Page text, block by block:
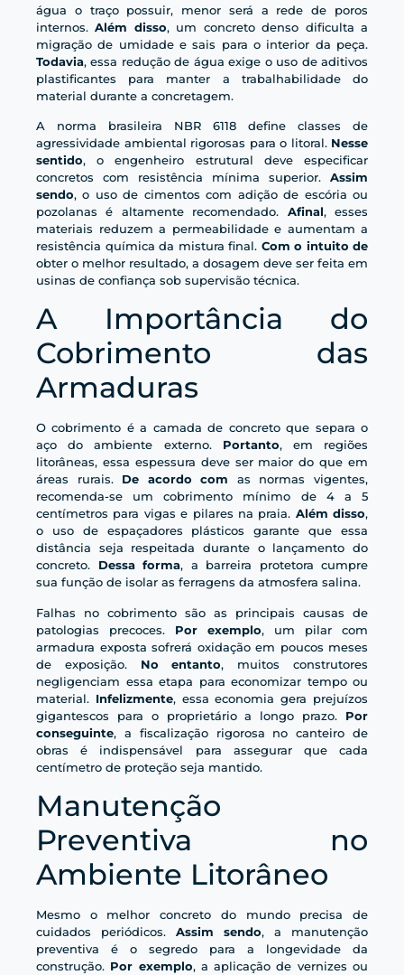
água o traço possuir, menor será a rede de poros
internos.Além disso, um concreto denso dificulta a
migração de umidade e sais para o interior da peça.
Todavia, essa redução de água exige o uso de aditivos
plastificantes para manter a trabalhabilidade do
material durante a concretagem.
A norma brasileira NBR 6118 define classes de
agressividade ambiental rigorosas para o litoral. Nesse
sentido, o engenheiro estrutural deve especificar
concretos com resistência mínima superior. Assim
sendo, o uso de cimentos com adição de escória ou
pozolanas é altamente recomendado. Afinal, esses
materiais reduzem a permeabilidade e aumentam a
resistência química da mistura final. Com o intuito de
obter o melhor resultado, a dosagem deve ser feita em
usinas de confiança sob supervisão técnica.
A Importância do
Cobrimento das
Armaduras
O cobrimento é a camada de concreto que separa o
aço do ambiente externo. Portanto, em regiões
litorâneas, essa espessura deve ser maior do que em
áreas rurais. De acordo com as normas vigentes,
recomenda-se um cobrimento mínimo de 4 a 5
centímetros para vigas e pilares na praia. Além disso,
o uso de espaçadores plásticos garante que essa
distância seja respeitada durante o lançamento do
concreto. Dessa forma, a barreira protetora cumpre
sua função de isolar as ferragens da atmosfera salina.
Falhas no cobrimento são as principais causas de
patologias precoces. Por exemplo, um pilar com
armadura exposta sofrerá oxidação em poucos meses
de exposição. No entanto, muitos construtores
negligenciam essa etapa para economizar tempo ou
material. Infelizmente, essa economia gera prejuízos
gigantescos para o proprietário a longo prazo. Por
conseguinte, a fiscalização rigorosa no canteiro de
obras é indispensável para assegurar que cada
centímetro de proteção seja mantido.
Manutenção
Preventiva no
Ambiente Litorâneo
Mesmo o melhor concreto do mundo precisa de
cuidados periódicos. Assim sendo, a manutenção
preventiva é o segredo para a longevidade da
construção. Por exemplo, a aplicação de vernizes ou